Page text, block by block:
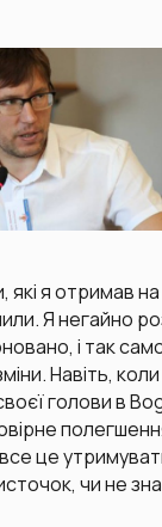
які я отримав
Я негайно
і так
Навіть,
голови в
це
чи не